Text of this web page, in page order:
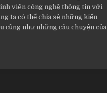
viên công nghệ thông tin với
ta có thể chia sẻ những kiến
cũng như những câu chuyện của